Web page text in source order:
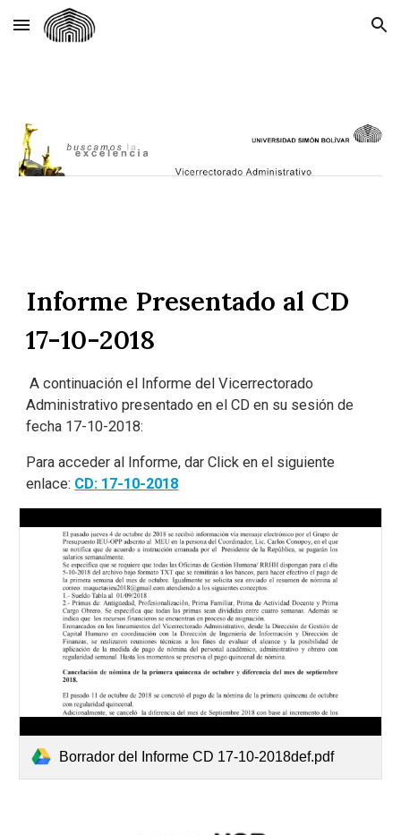
Skip to main content Skip to navigation
Informe Presentado al CD
17-10-2018
A continuación el Informe del Vicerrectorado
Administrativo presentado en el CD en su sesión de
fecha 17-10-2018:
Para acceder al Informe, dar Click en el siguiente
enlace: CD: 17-10-2018
Borrador del Informe CD 17-10-2018def.pdf